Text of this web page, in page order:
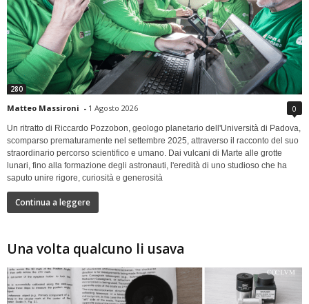
280
Matteo Massironi - 1 Agosto 2026 0
Un ritratto di Riccardo Pozzobon, geologo planetario dell'Università di Padova,
scomparso prematuramente nel settembre 2025, attraverso il racconto del suo
straordinario percorso scientifico e umano. Dai vulcani di Marte alle grotte
lunari, fino alla formazione degli astronauti, l'eredità di uno studioso che ha
saputo unire rigore, curiosità e generosità
Continua a leggere
Una volta qualcuno li usava